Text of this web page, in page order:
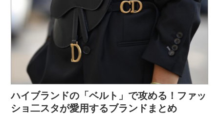
ハイブランドの「ベルト」で攻める！ファッ
ショ二スタが愛用するブランドまとめ